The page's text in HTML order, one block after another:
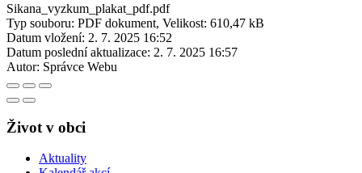
Sikana_vyzkum_plakat_pdf.pdf
Typ souboru: PDF dokument, Velikost: 610,47 kB
Datum vložení: 2. 7. 2025 16:52
Datum poslední aktualizace: 2. 7. 2025 16:57
Autor: Správce Webu
Život v obci
Aktuality